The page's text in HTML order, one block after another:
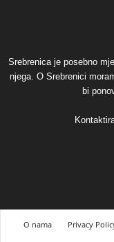
Srebrenica je posebno
njega. O Srebrenici
bi
O nama Privacy